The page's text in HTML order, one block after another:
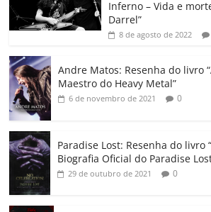
k ss
ro
o
Inferno – Vida e
Darrel”
8 de agosto de 2022
Andre Matos: Resenha do livro
Maestro do Heavy Metal”
6 de novembro de 2021 0
Paradise Lost: Resenha do livro
Biografia Oficial do Paradise
29 de outubro de 2021 0